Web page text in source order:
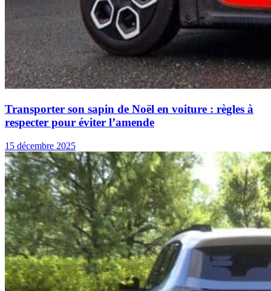
Transporter son sapin de Noël en voiture : règles à
respecter pour éviter l’amende
15 décembre 2025